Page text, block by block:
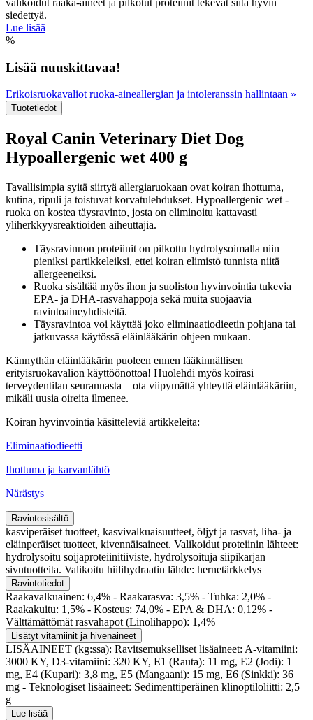
valikoidut raaka-aineet ja pilkotut proteiinit tekevät siitä hyvin
siedettyä.
Lue lisää
%
Lisää nuuskittavaa!
Erikoisruokavaliot ruoka-aineallergian ja intoleranssin hallintaan »
Tuotetiedot
Royal Canin Veterinary Diet Dog
Hypoallergenic wet 400 g
Tavallisimpia syitä siirtyä allergiaruokaan ovat koiran ihottuma,
kutina, ripuli ja toistuvat korvatulehdukset. Hypoallergenic wet -
ruoka on kostea täysravinto, josta on eliminoitu kattavasti
yliherkkyysreaktioiden aiheuttajia.
Täysravinnon proteiinit on pilkottu hydrolysoimalla niin
pieniksi partikkeleiksi, ettei koiran elimistö tunnista niitä
allergeeneiksi.
Ruoka sisältää myös ihon ja suoliston hyvinvointia tukevia
EPA- ja DHA-rasvahappoja sekä muita suojaavia
ravintoaineyhdisteitä.
Täysravintoa voi käyttää joko eliminaatiodieetin pohjana tai
jatkuvassa käytössä eläinlääkärin ohjeen mukaan.
Kännythän eläinlääkärin puoleen ennen lääkinnällisen
erityisruokavalion käyttöönottoa! Huolehdi myös koirasi
terveydentilan seurannasta – ota viipymättä yhteyttä eläinlääkäriin,
mikäli uusia oireita ilmenee.
Koiran hyvinvointia käsitteleviä artikkeleita:
Eliminaatiodieetti
Ihottuma ja karvanlähtö
Närästys
Ravintosisältö
kasviperäiset tuotteet, kasvivalkuaisuutteet, öljyt ja rasvat, liha- ja
eläinperäiset tuotteet, kivennäisaineet. Valikoidut proteiinin lähteet:
hydrolysoitu soijaproteiinitiiviste, hydrolysoituja siipikarjan
sivutuotteita. Valikoitu hiilihydraatin lähde: hernetärkkelys
Ravintotiedot
Raakavalkuainen: 6,4% - Raakarasva: 3,5% - Tuhka: 2,0% -
Raakakuitu: 1,5% - Kosteus: 74,0% - EPA & DHA: 0,12% -
Välttämättömät rasvahapot (Linolihappo): 1,4%
Lisätyt vitamiinit ja hivenaineet
LISÄAINEET (kg:ssa): Ravitsemukselliset lisäaineet: A-vitamiini:
3000 KY, D3-vitamiini: 320 KY, E1 (Rauta): 11 mg, E2 (Jodi): 1
mg, E4 (Kupari): 3,8 mg, E5 (Mangaani): 15 mg, E6 (Sinkki): 36
mg - Teknologiset lisäaineet: Sedimenttiperäinen klinoptiloliitti: 2,5
g
Lue lisää